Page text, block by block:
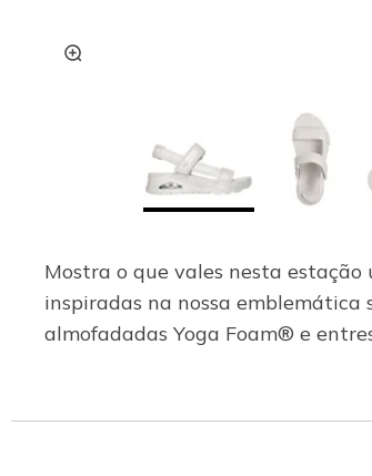
Mostra o que vales nesta
inspiradas na nossa
almofadadas Yoga Foam® e